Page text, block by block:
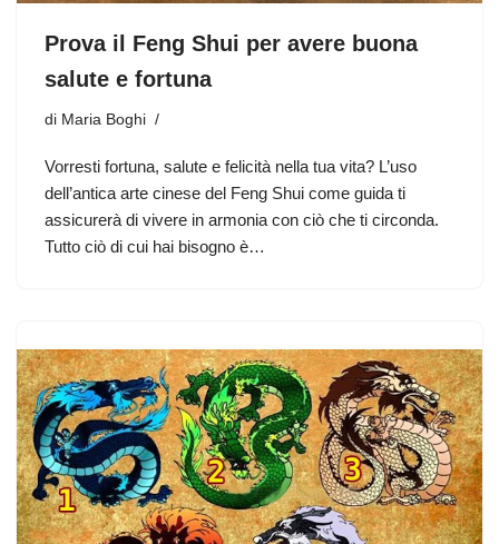
Prova il Feng Shui per avere buona
salute e fortuna
di Maria Boghi
Vorresti fortuna, salute e felicità nella tua vita? L’uso
dell’antica arte cinese del Feng Shui come guida ti
assicurerà di vivere in armonia con ciò che ti circonda.
Tutto ciò di cui hai bisogno è…